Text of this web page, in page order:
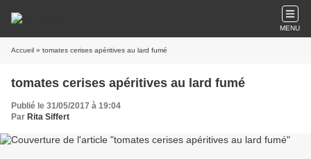
MENU
Accueil » tomates cerises apéritives au lard fumé
tomates cerises apéritives au lard fumé
Publié le 31/05/2017 à 19:04
Par Rita Siffert